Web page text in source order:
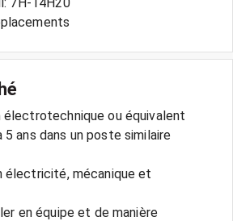
électrotechnique ou équivalent
5 ans dans un poste similaire
électricité, mécanique et
en équipe et de manière